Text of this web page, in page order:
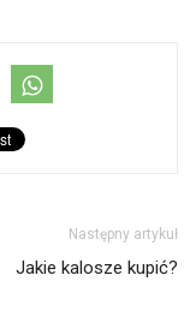
Następny artykuł
Jakie kalosze kupić?